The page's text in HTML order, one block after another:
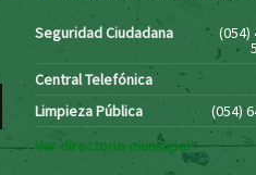
Seguridad Ciudadana (054)
Central Telefónica
Limpieza Pública
(054)
Ver directorio municipal